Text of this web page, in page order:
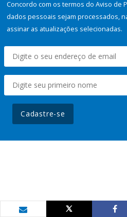
Concordo com os termos do Aviso de
dados pessoais sejam processados,
assinar as atualizações selecionadas.
Cadastre-se